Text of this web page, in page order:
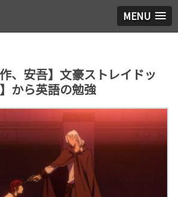
MENU
、安吾】文豪ストレイドッ
から英語の勉強